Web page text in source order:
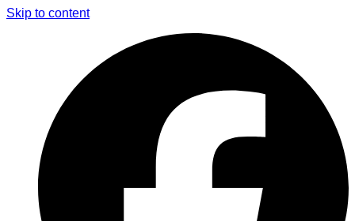
Skip to content